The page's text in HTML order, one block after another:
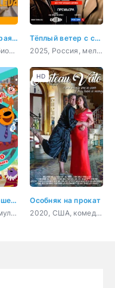
Девочка, которая не хотела петь
2021, Италия, биография
Тёплый ветер с севера
2025, Россия, мелодрама
Три кота. Путешествие во времени
2025, Россия, мультфильм, детский
Особняк на прокат
2020, США, комедия
HD